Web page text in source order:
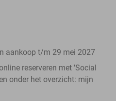
aankoop t/m 29 mei 2027
reserveren met 'Social
onder het overzicht: mijn